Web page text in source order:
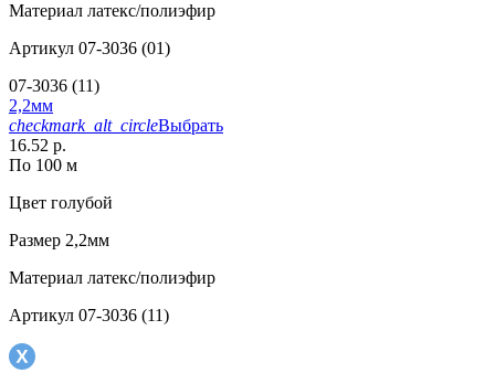
Материал латекс/полиэфир
Артикул 07-3036 (01)
07-3036 (11)
2,2мм
checkmark_alt_circleВыбрать
16.52 р.
По 100 м
Цвет голубой
Размер 2,2мм
Материал латекс/полиэфир
Артикул 07-3036 (11)